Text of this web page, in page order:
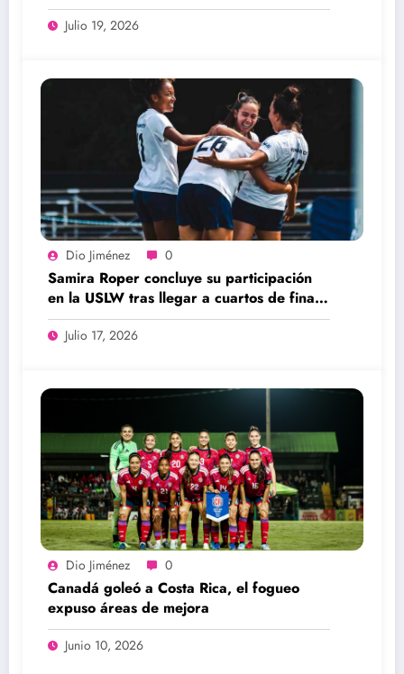
Julio 19, 2026
Dio Jiménez 0
Samira Roper concluye su participación
en la USLW tras llegar a cuartos de final
con el FC Miami City
Julio 17, 2026
Dio Jiménez 0
Canadá goleó a Costa Rica, el fogueo
expuso áreas de mejora
Junio 10, 2026